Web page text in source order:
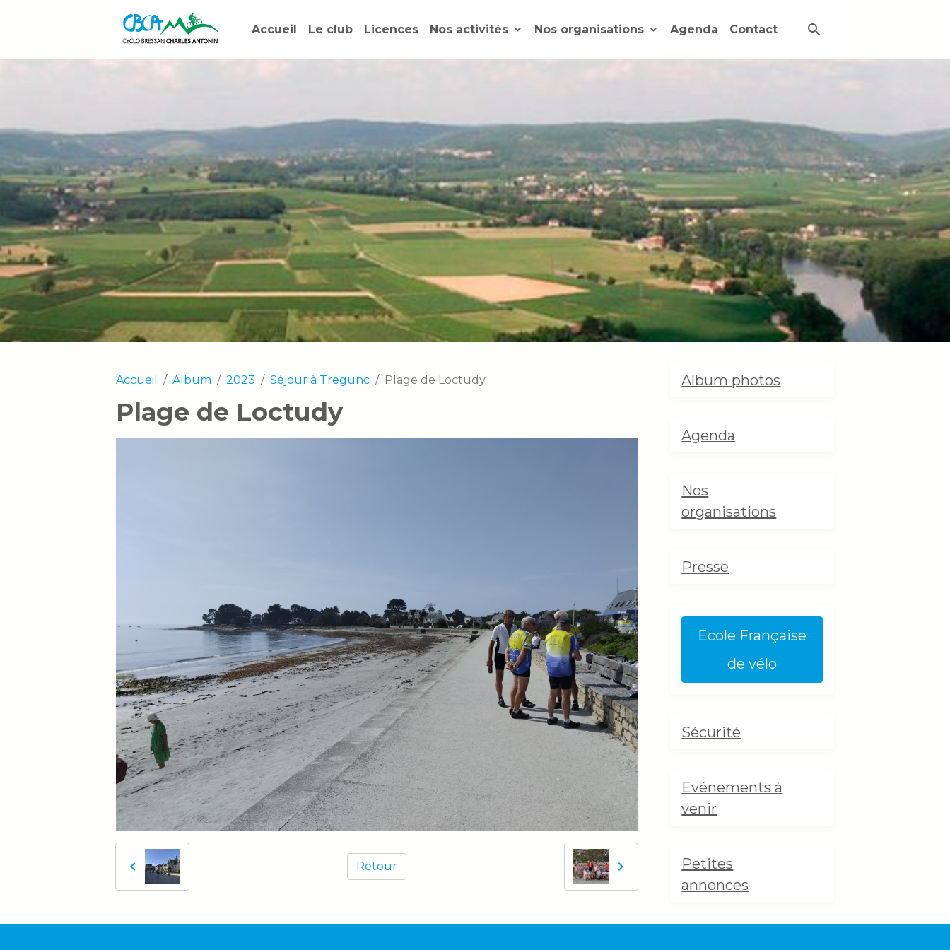
Accueil Le club Licences Nos activités Nos organisations Agenda Contact
Accueil Album 2023 Séjour à Tregunc Plage de Loctudy
Plage de Loctudy
Retour
Album photos
Agenda
Nos
organisations
Presse
Ecole Française
de vélo
Sécurité
Evénements à
venir
Petites
annonces